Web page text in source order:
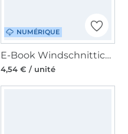
NUMÉRIQUE
E-Book Windschnittich Kuscheltier Salamander XXL, en allemand
4,54 € / unité